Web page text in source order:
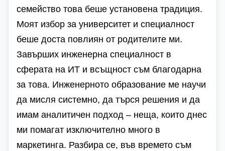
семейство това беше установена традиция.
Моят избор за университет и специалност
беше доста повлиян от родителите ми.
Завърших инженерна специалност в
сферата на ИТ и всъщност съм благодарна
за това. Инженерното образование ме научи
да мисля системно, да търся решения и да
имам аналитичен подход – неща, които днес
ми помагат изключително много в
маркетинга. Разбира се, във времето съм